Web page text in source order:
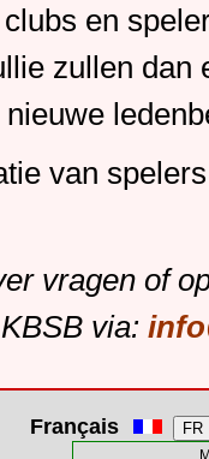
en
zullen dan
van
vragen of
via:
Français